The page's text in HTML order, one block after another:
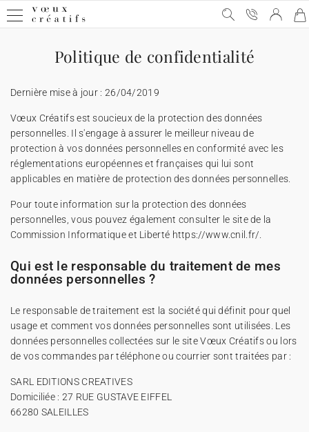
Carte de voeuxCarte de voeux
➞ Toutes les cartes de voeux
Carte de voeux avec dorure
Carte de voeux humour
Carte de voeux Noël
Carte de voeux avec graines
Carte de voeux 100% personnalisable
★ Demande de devis
Carte de voeux digitale
Carte de voeux digitale
➞ Toutes les cartes digitales
Carte de voeux virtuelle
Carte de voeux vidéo
Carte de voeux vidéo premium
Carte de voeux & chocolat
Carte de voeux & chocolat
➞ Toutes les cartes chocolats
Etui chocolat
Tablette chocolat
Carte avec deux chocolats
★ Demande de devis
Calendrier personnalisé
Calendrier personnalisé
➞ Tous les calendriers
★ Demande de devis
Objets personnalisés
Objets personnalisés
➞ Tous les supports
Affiches
Appareils photos jetables
Cartes cadeau
Invitations professionelles
Produits sur mesure
Etiquettes d'enveloppe
Politique de confidentialité
Dernière mise à jour : 26/04/2019
Vœux Créatifs est soucieux de la protection des données
personnelles. Il s'engage à assurer le meilleur niveau de
protection à vos données personnelles en conformité avec les
réglementations européennes et françaises qui lui sont
applicables en matière de protection des données personnelles.
Pour toute information sur la protection des données
personnelles, vous pouvez également consulter le site de la
Commission Informatique et Liberté https://www.cnil.fr/.
Qui est le responsable du traitement de mes
données personnelles ?
Le responsable de traitement est la société qui définit pour quel
usage et comment vos données personnelles sont utilisées. Les
données personnelles collectées sur le site Vœux Créatifs ou lors
de vos commandes par téléphone ou courrier sont traitées par :
SARL EDITIONS CREATIVES
Domiciliée : 27 RUE GUSTAVE EIFFEL
66280 SALEILLES